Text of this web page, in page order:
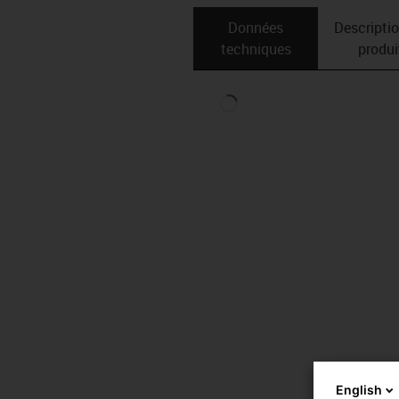
Données
techniques
English